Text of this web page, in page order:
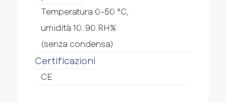
Temperatura 0-50 °C,
umidità 10..90 RH%
(senza condensa)
Certificazioni
CE